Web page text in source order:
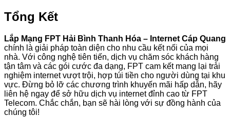
Tổng Kết
Lắp Mạng FPT Hải Bình Thanh Hóa – Internet Cáp Quang
chính là giải pháp toàn diện cho nhu cầu kết nối của mọi
nhà. Với công nghệ tiên tiến, dịch vụ chăm sóc khách hàng
tận tâm và các gói cước đa dạng, FPT cam kết mang lại trải
nghiệm internet vượt trội, hợp túi tiền cho người dùng tại khu
vực. Đừng bỏ lỡ các chương trình khuyến mãi hấp dẫn, hãy
liên hệ ngay để sở hữu dịch vụ internet đỉnh cao từ FPT
Telecom. Chắc chắn, bạn sẽ hài lòng với sự đồng hành của
chúng tôi!